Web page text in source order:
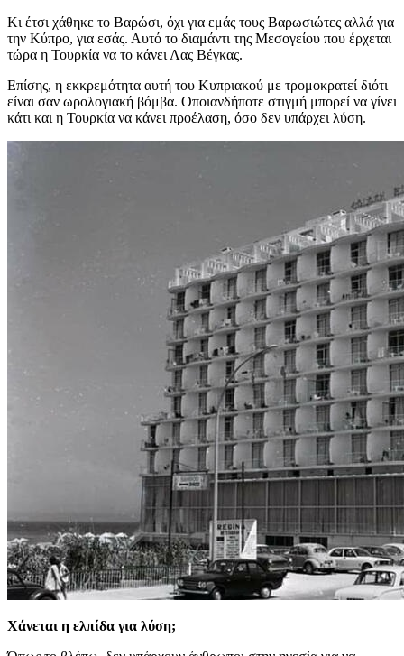
Κι έτσι χάθηκε το Βαρώσι, όχι για εμάς τους Βαρωσιώτες αλλά για
την Κύπρο, για εσάς. Αυτό το διαμάντι της Μεσογείου που έρχεται
τώρα η Τουρκία να το κάνει Λας Βέγκας.
Επίσης, η εκκρεμότητα αυτή του Κυπριακού με τρομοκρατεί διότι
είναι σαν ωρολογιακή βόμβα. Οποιανδήποτε στιγμή μπορεί να γίνει
κάτι και η Τουρκία να κάνει προέλαση, όσο δεν υπάρχει λύση.
Χάνεται η ελπίδα για λύση;